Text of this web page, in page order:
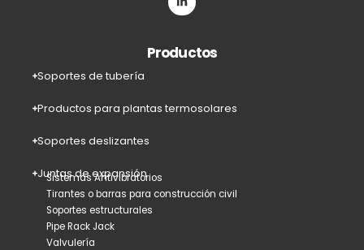
Productos
Soportes de tubería
Productos para plantas termosolares
Soportes deslizantes
Juntas de expansión
Sistemas Antivibratorios
Tirantes o barras para construcción civil
Soportes estructurales
Pipe Rack Jack
Valvulería